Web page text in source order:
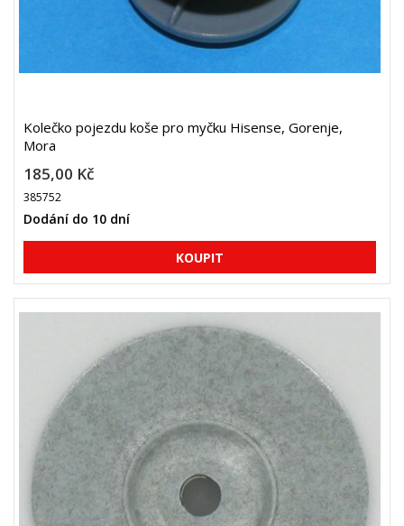
Kolečko pojezdu koše pro myčku Hisense, Gorenje,
Mora
185,00 Kč
385752
Dodání do 10 dní